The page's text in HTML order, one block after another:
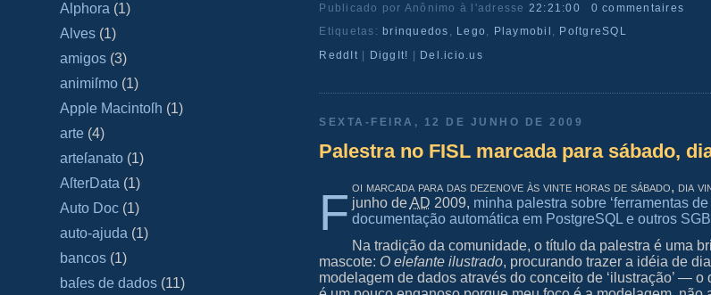
Alphora (1)
Alves (1)
amigos (3)
animiſmo (1)
Apple Macintoſh (1)
arte (4)
arteſanato (1)
AſterData (1)
Auto Doc (1)
auto-ajuda (1)
bancos (1)
baſes de dados (11)
Publicado por Anônimo à l'adresse 22:21:00
0 commentaires
Etiquetas: brinquedos , Lego , Playmobil , PoſtgreSQL
ReddIt | DiggIt! | Del.icio.us
SEXTA-FEIRA, 12 DE JUNHO DE 2009
Palestra no FISL marcada para sábado,
F oi marcada para das dezenove às vinte horas de sábado, dia
junho deAD 2009, minha palestra sobre ‘ferramentas
documentação automática em PostgreSQL e outros
Na tradição da comunidade, o título da palestra é uma
mascote: O elefante ilustrado, procurando trazer a idéia de
modelagem de dados através do conceito de ‘ilustração’ — o